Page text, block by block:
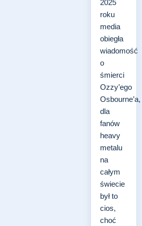
2025
roku
media
obiegła
wiadomość
o
śmierci
Ozzy’ego
Osbourne’a,
dla
fanów
heavy
metalu
na
całym
świecie
był to
cios,
choć